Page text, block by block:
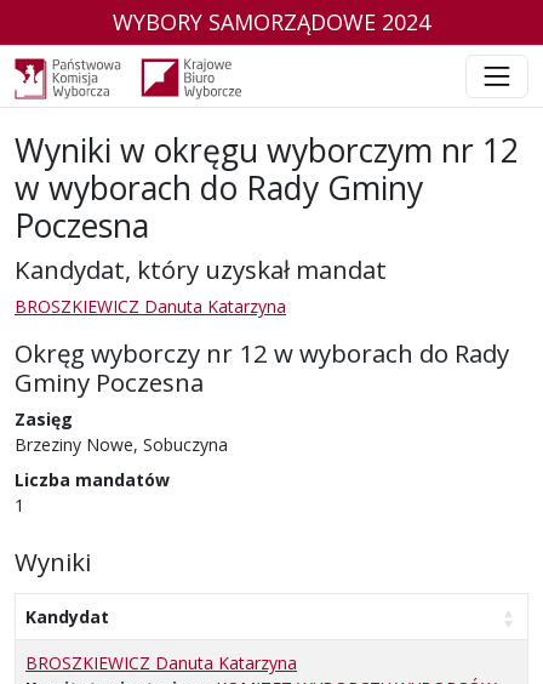
WYBORY SAMORZĄDOWE 2024
Wyniki w okręgu wyborczym nr 12
w wyborach do Rady Gminy
Poczesna
Kandydat, który uzyskał mandat
BROSZKIEWICZ Danuta Katarzyna
Okręg wyborczy nr 12 w wyborach do Rady
Gminy Poczesna
Zasięg
Brzeziny Nowe, Sobuczyna
Liczba mandatów
1
Wyniki
Kandydat
BROSZKIEWICZ Danuta Katarzyna